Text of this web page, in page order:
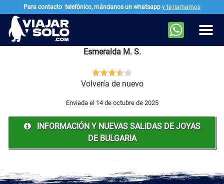
Ir al contenido principal
Esmeralda M. S.
Volvería de nuevo
Enviada el 14 de octubre de 2025
INFORMACIÓN Y NUEVAS SALIDAS DE JOYAS
DE BULGARIA
Para contacto telefónico, mándanos un whatsapp y te llamamos